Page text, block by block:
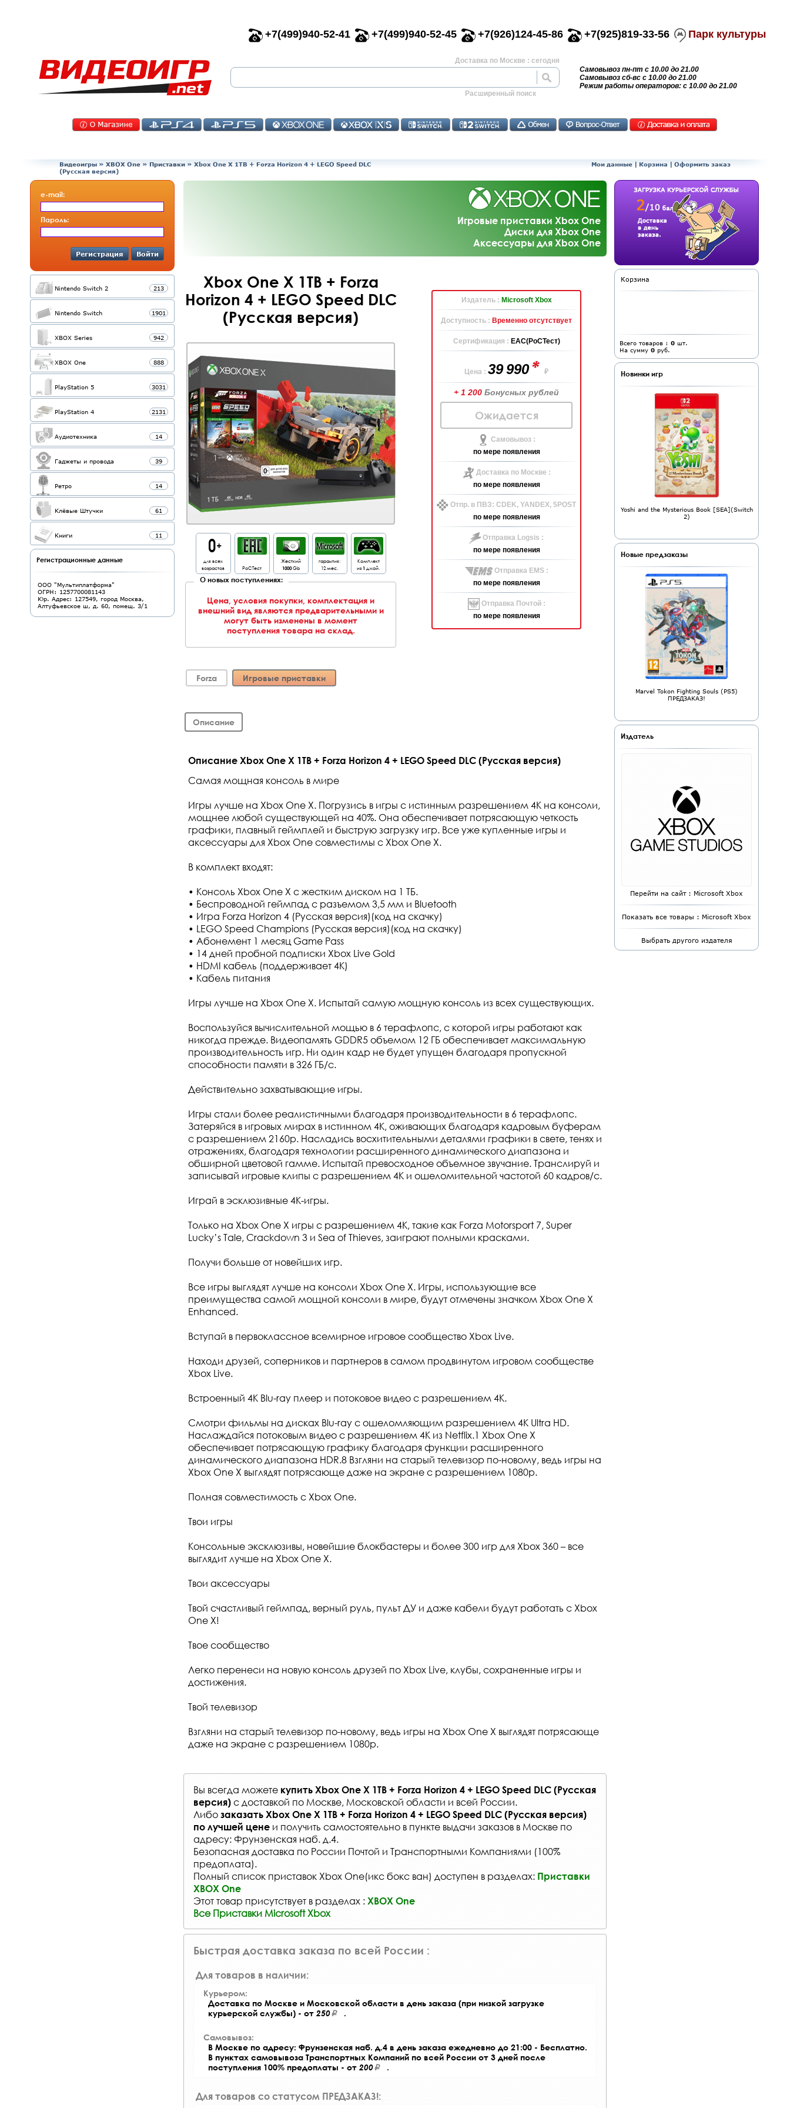
+7(499)940-52-41 +7(499)940-52-45 +7(926)124-45-86 +7(925)819-33-56 Парк культуры
Доставка по Москве : сегодня
Расширенный поиск
Самовывоз пн-пт с 10.00 до 21.00
Самовывоз сб-вс с 10.00 до 21.00
Режим работы операторов: с 10.00 до 21.00
Видеоигры » XBOX One » Приставки » Xbox One X 1TB + Forza Horizon 4 + LEGO Speed DLC
(Русская версия)
Мои данные | Корзина | Оформить заказ
e-mail:
Пароль:
Регистрация Войти
Nintendo Switch 2 213
Nintendo Switch 1901
XBOX Series 942
XBOX One 888
PlayStation 5 3031
PlayStation 4 2131
Аудиотехника 14
Гаджеты и провода 39
Ретро 14
Клёвые Штучки 61
Книги 11
Регистрационные данные
ООО "Мультиплатформа"
ОГРН: 1257700081143
Юр. Адрес: 127549, город Москва,
Алтуфьевское ш, д. 60, помещ. 3/1
Игровые приставки Xbox One
Диски для Xbox One
Аксессуары для Xbox One
Xbox One X 1TB + Forza
Horizon 4 + LEGO Speed DLC
(Русская версия)
для всех
возрастов
РоСТест
Жесткий
1000Gb
гарантия:
12 мес.
Комплект
из 1 джой.
О новых поступлениях:
Цена, условия покупки, комплектация и
внешний вид являются предварительными и
могут быть изменены в момент
поступления товара на склад.
Издатель : Microsoft Xbox
Доступность : Временно отсутствует
Сертификация : EAC(РоСТест)
Цена : 39 990* ₽
+ 1 200 Бонусных рублей
Ожидается
Самовывоз :
по мере появления
Доставка по Москве :
по мере появления
Отпр. в ПВЗ: CDEK, YANDEX, 5POST
по мере появления
Отправка Logsis :
по мере появления
Отправка EMS :
по мере появления
Отправка Почтой :
по мере появления
Forza Игровые приставки
Описание
Описание Xbox One X 1TB + Forza Horizon 4 + LEGO Speed DLC (Русская версия)
Самая мощная консоль в мире
Игры лучше на Xbox One X. Погрузись в игры с истинным разрешением 4К на консоли,
мощнее любой существующей на 40%. Она обеспечивает потрясающую четкость
графики, плавный геймплей и быструю загрузку игр. Все уже купленные игры и
аксессуары для Xbox One совместимы с Xbox One X.
В комплект входят:
• Консоль Xbox One X с жестким диском на 1 ТБ.
• Беспроводной геймпад с разъемом 3,5 мм и Bluetooth
• Игра Forza Horizon 4 (Русская версия)(код на скачку)
• LEGO Speed Champions (Русская версия)(код на скачку)
• Абонемент 1 месяц Game Pass
• 14 дней пробной подписки Xbox Live Gold
• HDMI кабель (поддерживает 4K)
• Кабель питания
Игры лучше на Xbox One X. Испытай самую мощную консоль из всех существующих.
Воспользуйся вычислительной мощью в 6 терафлопс, с которой игры работают как
никогда прежде. Видеопамять GDDR5 объемом 12 ГБ обеспечивает максимальную
производительность игр. Ни один кадр не будет упущен благодаря пропускной
способности памяти в 326 ГБ/с.
Действительно захватывающие игры.
Игры cтали более реалистичными благодаря производительности в 6 терафлопс.
Затеряйся в игровых мирах в истинном 4K, оживающих благодаря кадровым буферам
с разрешением 2160p. Насладись восхитительными деталями графики в свете, тенях и
отражениях, благодаря технологии расширенного динамического диапазона и
обширной цветовой гамме. Испытай превосходное объемное звучание. Транслируй и
записывай игровые клипы с разрешением 4K и ошеломительной частотой 60 кадров/с.
Играй в эсклюзивные 4К-игры.
Только на Xbox One X игры с разрешением 4К, такие как Forza Motorsport 7, Super
Lucky’s Tale, Crackdown 3 и Sea of Thieves, заиграют полными красками.
Получи больше от новейших игр.
Все игры выглядят лучше на консоли Xbox One X. Игры, использующие все
преимущества самой мощной консоли в мире, будут отмечены значком Xbox One X
Enhanced.
Вступай в первоклассное всемирное игровое сообщество Xbox Live.
Находи друзей, соперников и партнеров в самом продвинутом игровом сообществе
Xbox Live.
Встроенный 4К Blu-ray плеер и потоковое видео с разрешением 4К.
Смотри фильмы на дисках Blu-ray с ошеломляющим разрешением 4K Ultra HD.
Наслаждайся потоковым видео с разрешением 4K из Netflix.1 Xbox One X
обеспечивает потрясающую графику благодаря функции расширенного
динамического диапазона HDR.8 Взгляни на старый телевизор по-новому, ведь игры на
Xbox One X выглядят потрясающе даже на экране с разрешением 1080p.
Полная совместимость с Xbox One.
Твои игры
Консольные эксклюзивы, новейшие блокбастеры и более 300 игр для Xbox 360 – все
выглядит лучше на Xbox One X.
Твои аксессуары
Твой счастливый геймпад, верный руль, пульт ДУ и даже кабели будут работать с Xbox
One X!
Твое сообщество
Легко перенеси на новую консоль друзей по Xbox Live, клубы, сохраненные игры и
достижения.
Твой телевизор
Взгляни на старый телевизор по-новому, ведь игры на Xbox One X выглядят потрясающе
даже на экране с разрешением 1080p.
Вы всегда можете купить Xbox One X 1TB + Forza Horizon 4 + LEGO Speed DLC (Русская
версия) с доставкой по Москве, Московской области и всей России.
Либо заказать Xbox One X 1TB + Forza Horizon 4 + LEGO Speed DLC (Русская версия)
по лучшей цене и получить самостоятельно в пункте выдачи заказов в Москве по
адресу: Фрунзенская наб. д.4.
Безопасная доставка по России Почтой и Транспортными Компаниями (100%
предоплата).
Полный список приставок Xbox One(икс бокс ван) доступен в разделах: Приставки
XBOX One
Этот товар присутствует в разделах : XBOX One
Все Приставки Microsoft Xbox
Быстрая доставка заказа по всей России :
Для товаров в наличии:
Курьером:
Доставка по Москве и Московской области в день заказа (при низкой загрузке
курьерской службы) - от 250 .
Самовывоз:
В Москве по адресу: Фрунзенская наб. д.4 в день заказа ежедневно до 21:00 - Бесплатно.
В пунктах самовывоза Транспортных Компаний по всей России от 3 дней после
поступления 100% предоплаты - от 200 .
Для товаров со статусом ПРЕДЗАКАЗ!:
Корзина
Всего товаров : 0 шт.
На сумму 0 руб.
Новинки игр
Yoshi and the Mysterious Book [SEA](Switch
2)
Новые предзаказы
Marvel Tokon Fighting Souls (PS5)
ПРЕДЗАКАЗ!
Издатель
Перейти на сайт : Microsoft Xbox
Показать все товары : Microsoft Xbox
Выбрать другого издателя